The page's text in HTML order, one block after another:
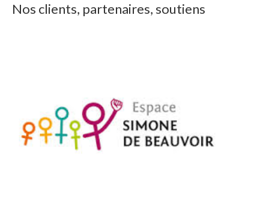
Nos clients, partenaires, soutiens